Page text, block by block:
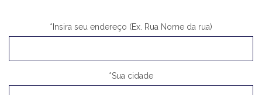
*Insira seu endereço (Ex. Rua Nome da rua)
*Sua cidade